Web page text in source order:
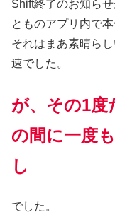
Shift終了のお知ら
とものアプリ内で
それはまあ素晴ら
速でした。
が、その1度
の間に一度
し
でした。